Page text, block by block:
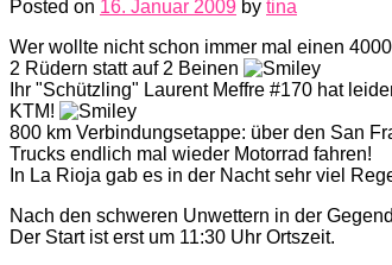
Posted on 16. Januar 2009 by tina
Wer wollte nicht schon immer mal einen
2 Rüdern statt auf 2 Beinen
Ihr "Schützling" Laurent Meffre #170 hat
KTM!
800 km Verbindungsetappe: über den San
Trucks endlich mal wieder Motorrad fahren!
In La Rioja gab es in der Nacht sehr viel
Nach den schweren Unwettern in der
Der Start ist erst um 11:30 Uhr Ortszeit.